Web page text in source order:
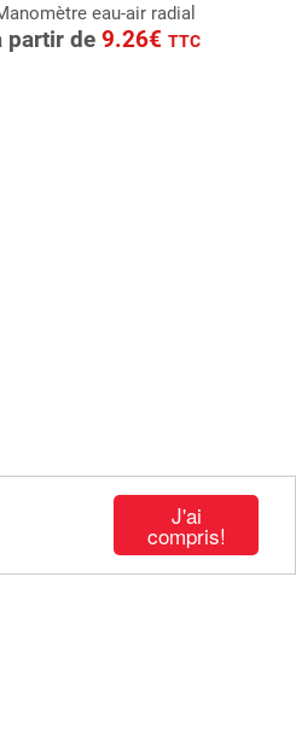
J'ai
compris!
eau-air radial
partir de 9.26€ TTC
CONSULTER
Demande de devis